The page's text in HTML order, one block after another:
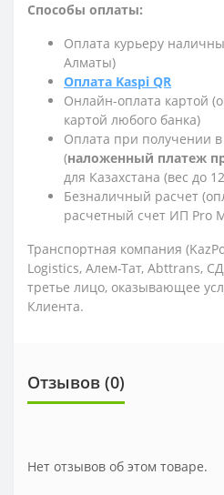
Способы оплаты:
Оплата курьеру
Алматы)
Оплата Kaspi QR
Онлайн-оплата картой
картой любого банка)
Оплата при получении
(наложенный платеж
для Казахстана (вес до
Безналичный расчет
расчетный счет ИП Pro
Транспортная компания
Logistics, Алем-Тат, Abttrans,
третье лицо, оказывающее
Клиента.
Отзывов (0)
Нет отзывов об этом товаре.